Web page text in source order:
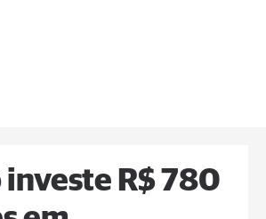
investe R$ 780